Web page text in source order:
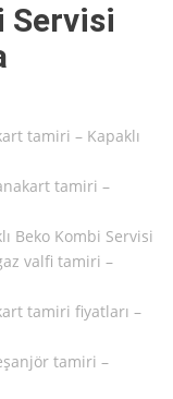
Servisi
tamiri – Kapaklı
tamiri –
Beko Kombi Servisi
valfi tamiri –
tamiri fiyatları –
tamiri –